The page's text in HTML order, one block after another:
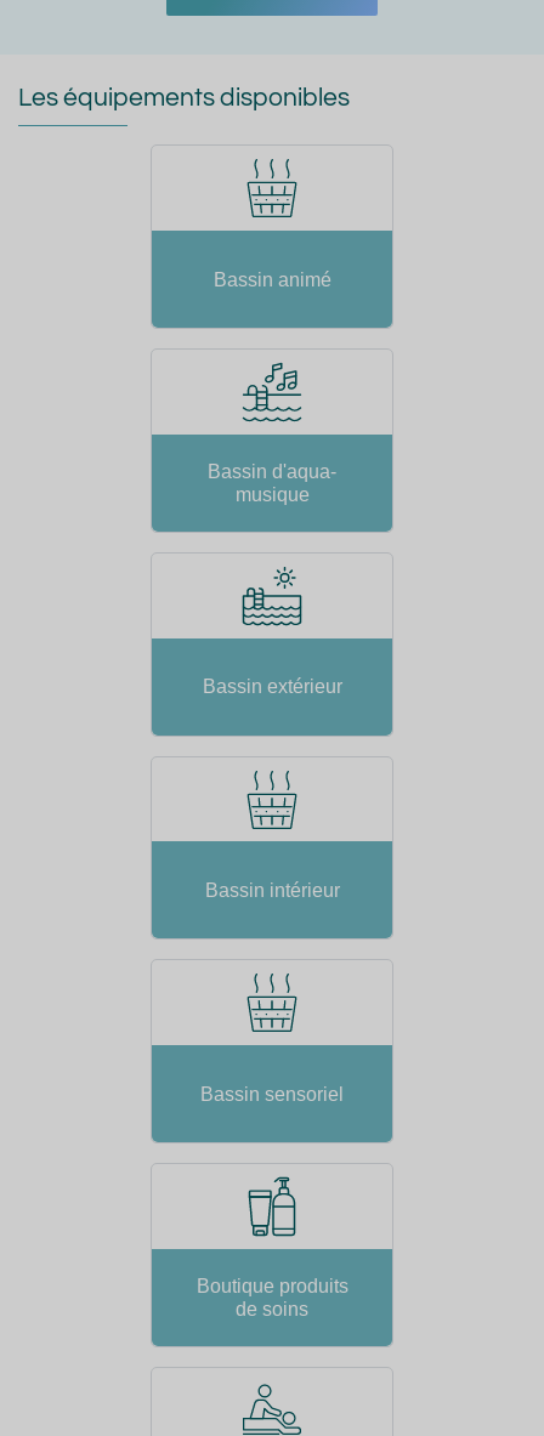
Les équipements disponibles
Bassin animé
Bassin d'aqua-
musique
Bassin extérieur
Bassin intérieur
Bassin sensoriel
Boutique produits
de soins